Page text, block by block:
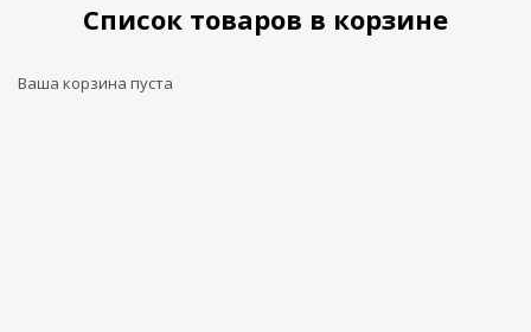
Список товаров в корзине
Ваша корзина пуста